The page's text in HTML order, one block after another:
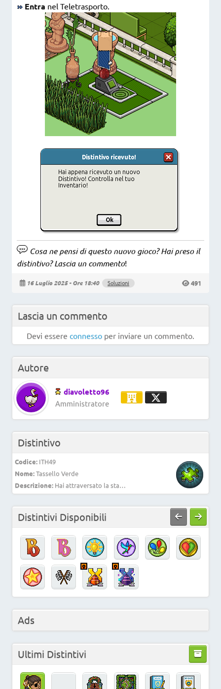
Entra nel Teletrasporto.
Cosa ne pensi di questo nuovo gioco? Hai preso il
distintivo? Lascia un commento!
16 Luglio 2025 - Ore 18:40 Soluzioni 491
Lascia un commento
Devi essere connesso per inviare un commento.
Autore
diavoletto96
Amministratore
Distintivo
Codice: ITH49
Nome:Tassello Verde
Descrizione:
Hai attraversato la stanza verde e conquistato il colore!
Distintivi Disponibili
Ads
Ultimi Distintivi